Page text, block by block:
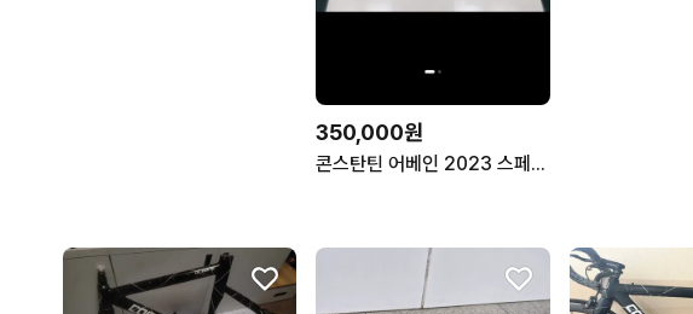
350,000원
콘스탄틴 어베인 2023 스페셜 컬러